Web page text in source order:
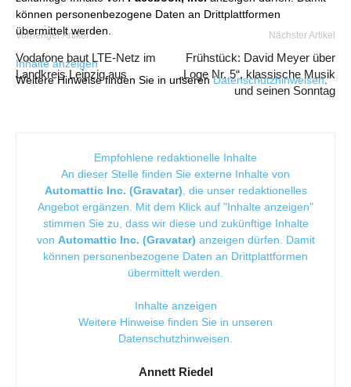
können personenbezogene Daten an Drittplattformen
übermittelt werden.
Inhalte anzeigen
Weitere Hinweise finden Sie in unserenDatenschutzhinweisen.
Vorheriger Artikel
Vodafone baut LTE-Netz im
Landkreis Leipzig aus
Nächster Artikel
Frühstück: David Meyer über
„Loge Nr. 5“, klassische Musik
und seinen Sonntag
Empfohlene redaktionelle Inhalte
An dieser Stelle finden Sie externe Inhalte von
Automattic Inc. (Gravatar), die unser redaktionelles
Angebot ergänzen. Mit dem Klick auf "Inhalte anzeigen"
stimmen Sie zu, dass wir diese und zukünftige Inhalte
von Automattic Inc. (Gravatar) anzeigen dürfen. Damit
können personenbezogene Daten an Drittplattformen
übermittelt werden.
Inhalte anzeigen
Weitere Hinweise finden Sie in unseren
Datenschutzhinweisen.
Annett Riedel